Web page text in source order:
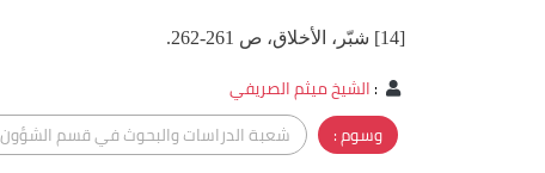
[14] شبّر، الأخلاق، ص 261-262.
:الشيخ ميثم الصريفي
وسوم :
شعبة الدراسات والبحوث في قسم الشؤون